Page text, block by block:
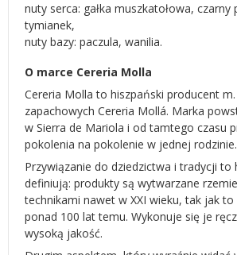
nuty serca: gałka muszkatołowa, czarny
tymianek,
nuty bazy: paczula, wanilia.
O marce Cereria Molla
Cereria Molla to hiszpański producent
zapachowych Cereria Mollá. Marka
w Sierra de Mariola i od tamtego czasu
pokolenia na pokolenie w jednej rodzinie.
Przywiązanie do dziedzictwa i tradycji to
definiują: produkty są wytwarzane
technikami nawet w XXI wieku, tak jak to
ponad 100 lat temu. Wykonuje się je
wysoką jakość.